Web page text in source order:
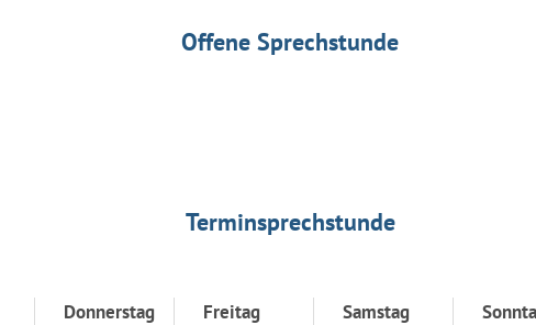
Offene Sprechstunde
Terminsprechstunde
Donnerstag
Freitag
Samstag